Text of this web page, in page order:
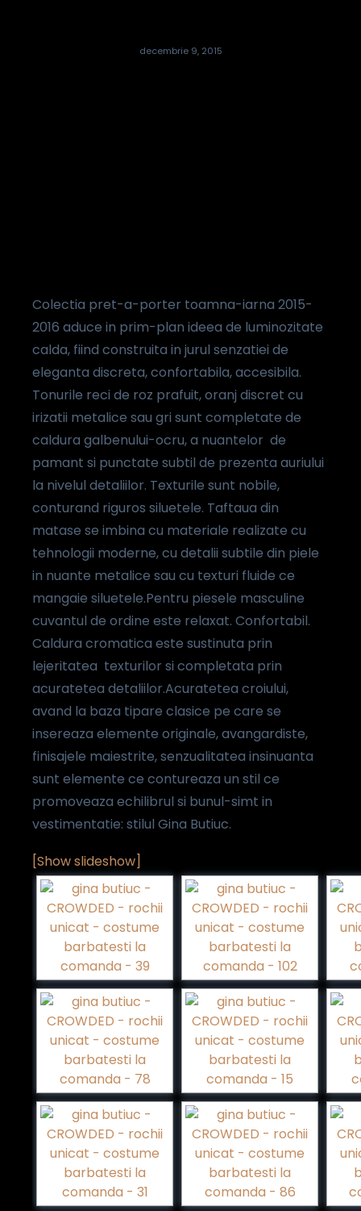
decembrie 9, 2015
Colectia pret-a-porter toamna-iarna 2015-
2016 aduce in prim-plan ideea de luminozitate
calda, fiind construita in jurul senzatiei de
eleganta discreta, confortabila, accesibila.
Tonurile reci de roz prafuit, oranj discret cu
irizatii metalice sau gri sunt completate de
caldura galbenului-ocru, a nuantelor de
pamant si punctate subtil de prezenta auriului
la nivelul detaliilor. Texturile sunt nobile,
conturand riguros siluetele. Taftaua din
matase se imbina cu materiale realizate cu
tehnologii moderne, cu detalii subtile din piele
in nuante metalice sau cu texturi fluide ce
mangaie siluetele.Pentru piesele masculine
cuvantul de ordine este relaxat. Confortabil.
Caldura cromatica este sustinuta prin
lejeritatea texturilor si completata prin
acuratetea detaliilor.Acuratetea croiului,
avand la baza tipare clasice pe care se
insereaza elemente originale, avangardiste,
finisajele maiestrite, senzualitatea insinuanta
sunt elemente ce contureaza un stil ce
promoveaza echilibrul si bunul-simt in
vestimentatie: stilul Gina Butiuc.
[Show slideshow]